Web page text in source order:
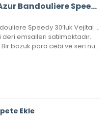
A+ Louis Vuitton Damier Azur Bandouliere Speedy 35’Lik Vejital Deri
A+ Louis Vuitton Damier Azur Bandouliere Speedy 30’luk Vejital Deri
emsalleri satılmaktadır.
Çantanın iç astarı orjinal astardır. Bir bozuk para cebi ve seri numarası mevcuttur.
Ekle